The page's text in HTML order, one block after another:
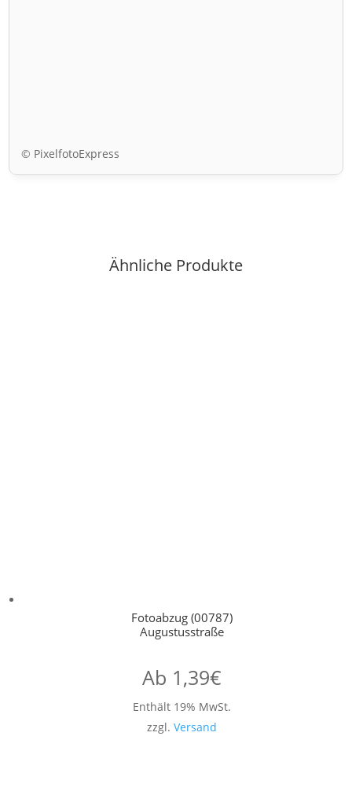
© PixelfotoExpress
Ähnliche Produkte
Fotoabzug (00787)
Augustusstraße
Ab 1,39€
Enthält 19% MwSt.
zzgl. Versand